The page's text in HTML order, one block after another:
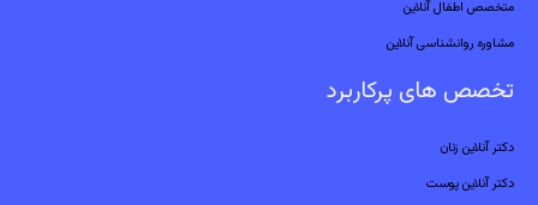
متخصص اطفال آنلاین
مشاوره روانشناسی آنلاین
تخصص های پرکاربرد
دکتر آنلاین زنان
دکتر آنلاین پوست